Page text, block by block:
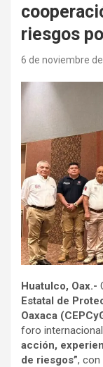
riesgos
6 de noviembre
Huatulco, Oax.-
Estatal de
Oaxaca
foro internacional
acción,
de riesgos”, con